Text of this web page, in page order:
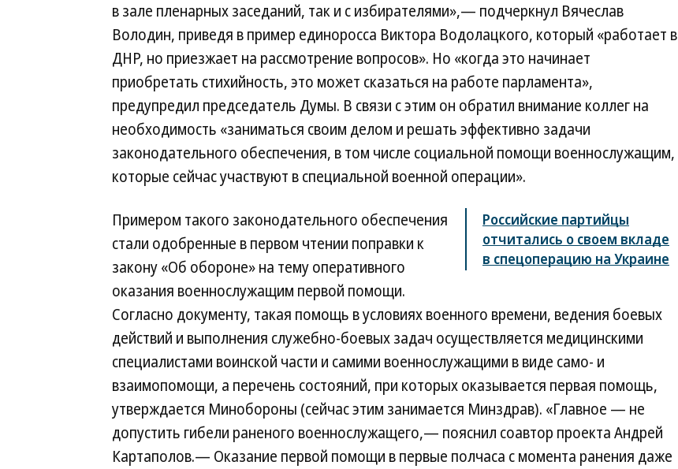
в зале пленарных заседаний, так и с избирателями»,— подчеркнул Вячеслав
Володин, приведя в пример единоросса Виктора Водолацкого, который «работает в
ДНР, но приезжает на рассмотрение вопросов». Но «когда это начинает
приобретать стихийность, это может сказаться на работе парламента»,
предупредил председатель Думы. В связи с этим он обратил внимание коллег на
необходимость «заниматься своим делом и решать эффективно задачи
законодательного обеспечения, в том числе социальной помощи военнослужащим,
которые сейчас участвуют в специальной военной операции».
Российские партийцы
отчитались о своем вкладе
в спецоперацию на Украине
Примером такого законодательного обеспечения
стали одобренные в первом чтении поправки к
закону «Об обороне» на тему оперативного
оказания военнослужащим первой помощи.
Согласно документу, такая помощь в условиях военного времени, ведения боевых
действий и выполнения служебно-боевых задач осуществляется медицинскими
специалистами воинской части и самими военнослужащими в виде само- и
взаимопомощи, а перечень состояний, при которых оказывается первая помощь,
утверждается Минобороны (сейчас этим занимается Минздрав). «Главное — не
допустить гибели раненого военнослужащего,— пояснил соавтор проекта Андрей
Картаполов.— Оказание первой помощи в первые полчаса с момента ранения даже